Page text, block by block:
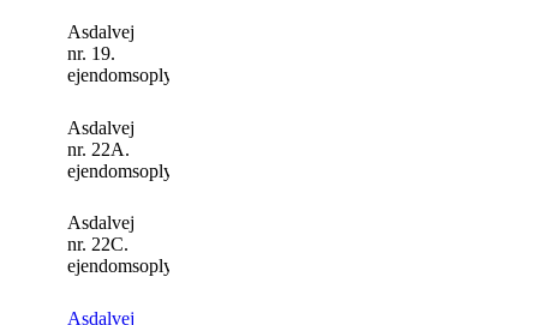
Asdalvej
nr. 19.
ejendomsoplysning.
Asdalvej
nr. 22A.
ejendomsoplysning.
Asdalvej
nr. 22C.
ejendomsoplysning.
Asdalvej